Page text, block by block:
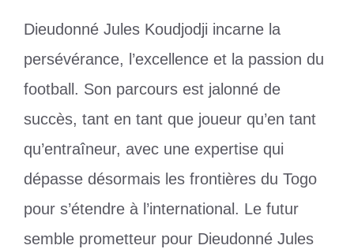
Dieudonné Jules Koudjodji incarne la
persévérance, l’excellence et la passion du
football. Son parcours est jalonné de
succès, tant en tant que joueur qu’en tant
qu’entraîneur, avec une expertise qui
dépasse désormais les frontières du Togo
pour s’étendre à l’international. Le futur
semble prometteur pour Dieudonné Jules